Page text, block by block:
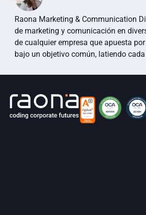
Raona Marketing & Communication
de marketing y comunicación en
de cualquier empresa que apuesta
bajo un objetivo común, latiendo